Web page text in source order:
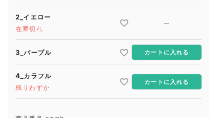
2_イエロー
在庫切れ
—
3_パープル カートに入れる
4_カラフル
残りわずか
カートに入れる